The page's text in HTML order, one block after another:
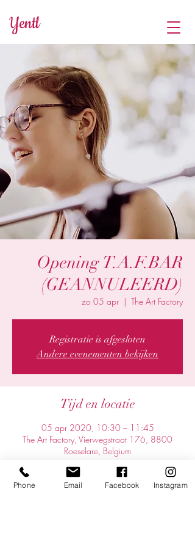
Yentl
Opening T.A.F.BAR
(GEANNULEERD)
zo 05 apr
  |
The Art Factory
Registratie is afgesloten
Andere evenementen bekijken
Tijd en locatie
05 apr 2020, 10:30 – 11:45
The Art Factory, Vierwegstraat 176, 8800
Roeselare, Belgium
Over het evenement
Phone Email Facebook Instagram